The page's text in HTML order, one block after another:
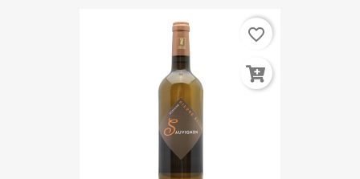
favorite_border